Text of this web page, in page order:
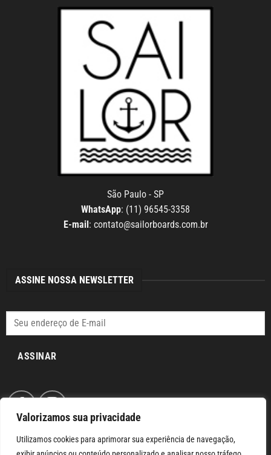
Valorizamos sua privacidade
Utilizamos cookies para aprimorar sua experiência de navegação,
São Paulo - SP
WhatsApp: (11) 96545-3358
E-mail: contato@sailorboards.com.br
ASSINE NOSSA NEWSLETTER
ASSINAR